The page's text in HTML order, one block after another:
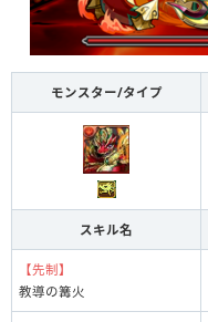
モンスター/タイプ
スキル名
【先制】
教導の篝火